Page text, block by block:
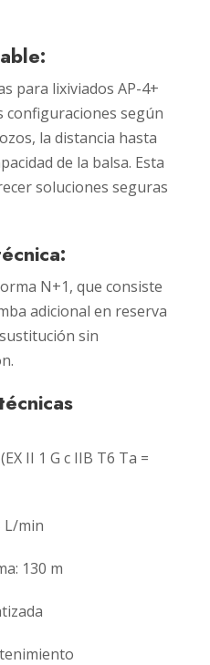
para lixiviados AP-4+
configuraciones según
la distancia hasta
de la balsa. Esta
soluciones seguras
N+1, que consiste
adicional en reserva
sin
II 1 G c IIB T6 Ta =
L/min
130 m